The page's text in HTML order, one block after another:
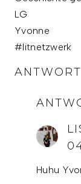
LG
Yvonne
#litnetzwerk
Huhu